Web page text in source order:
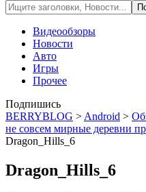
Видеообзоры
Новости
Авто
Игры
Прочее
Подпишись
BERRYBLOG > Android >
не совсем мирные деревни
Dragon_Hills_6
Dragon_Hills_6